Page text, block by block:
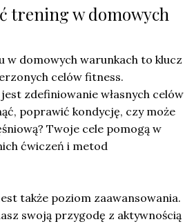
trening w domowych
w domowych warunkach to klucz
celów fitness.
zdefiniowanie własnych celów
poprawić kondycję, czy może
Twoje cele pomogą w
ćwiczeń i metod
także poziom zaawansowania.
swoją przygodę z aktywnością